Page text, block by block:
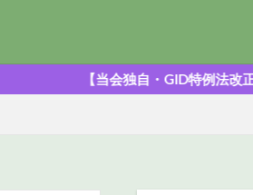
【当会独自・GID特例法改正案】外観要